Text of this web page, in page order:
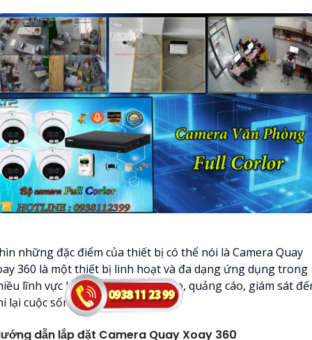
những đặc điểm của thiết bị có thể nói là Camera Quay
360 là một thiết bị linh hoạt và đa dạng ứng dụng trong
lĩnh vực khác nhau từ sáng tạo, quảng cáo, giám sát
lại cuộc sống hàng ngày.
dẫn lắp đặt Camera Quay Xoay 360